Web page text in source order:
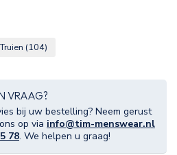
Truien (104)
VRAAG?
bij uw bestelling? Neem gerust
op via info@tim-menswear.nl
78. We helpen u graag!